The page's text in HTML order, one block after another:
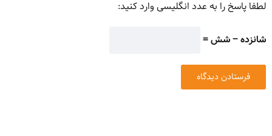
لطفا پاسخ را به عدد انگلیسی وارد کنید:
شانزده − شش =